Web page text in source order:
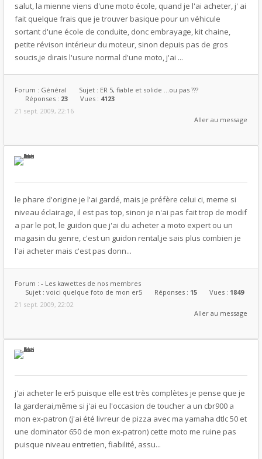
salut, la mienne viens d'une moto école, quand je l'ai acheter, j' ai
fait quelque frais que je trouver basique pour un véhicule
sortant d'une école de conduite, donc embrayage, kit chaine,
petite révison intérieur du moteur, sinon depuis pas de gros
soucis,je dirais l'usure normal d'une moto, j'ai ...
Forum : Général Sujet : ER 5, fiable et solide ...ou pas ???
Réponses : 23 Vues : 4123
21 sept. 2009, 22:16
Aller au message
le phare d'origine je l'ai gardé, mais je préfère celui ci, meme si
niveau éclairage, il est pas top, sinon je n'ai pas fait trop de modif
a par le pot, le guidon que j'ai du acheter a moto expert ou un
magasin du genre, c'est un guidon rental,je sais plus combien je
l'ai acheter mais c'est pas donn...
Forum : - Les kawettes de nos membres
Sujet : voici quelque foto de mon er5 Réponses : 15 Vues : 1849
21 sept. 2009, 22:02
Aller au message
j'ai acheter le er5 puisque elle est très complètes je pense que je
la garderai,même si j'ai eu l'occasion de toucher a un cbr900 a
mon ex-patron (j'ai été livreur de pizza avec ma yamaha dtlc 50 et
une dominator 650 de mon ex-patron) cette moto me ruine pas
puisque niveau entretien, fiabilité, assu...